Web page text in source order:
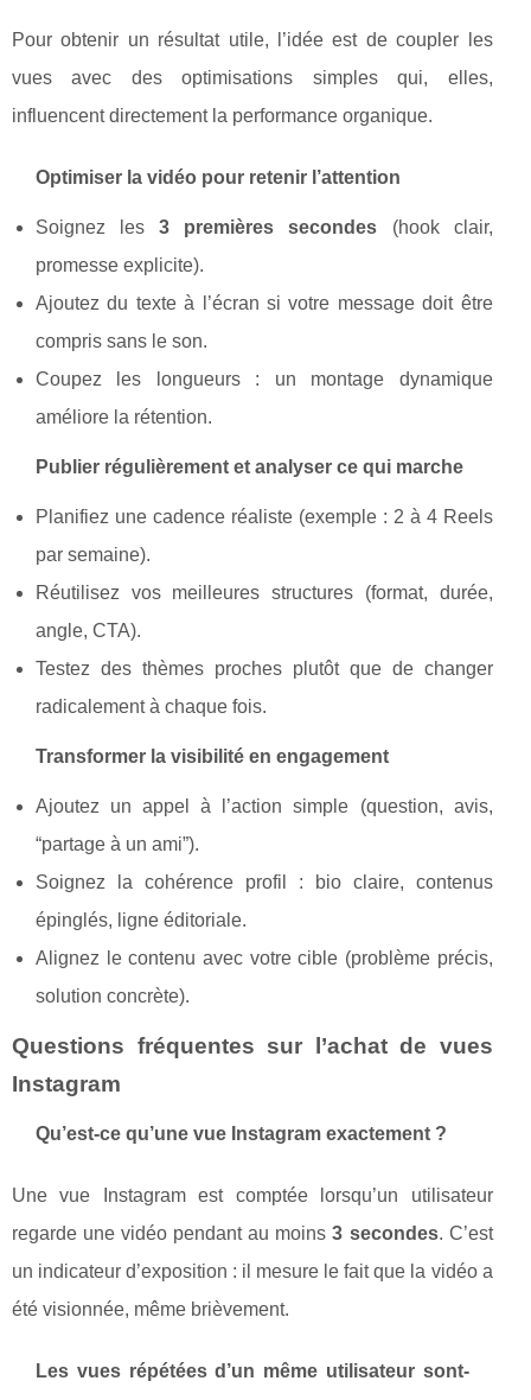
Pour obtenir un résultat utile, l’idée est de coupler les
vues avec des optimisations simples qui, elles,
influencent directement la performance organique.
Optimiser la vidéo pour retenir l’attention
Soignez les3 premières secondes (hook clair,
promesse explicite).
Ajoutez du texte à l’écran si votre message doit être
compris sans le son.
Coupez les longueurs : un montage dynamique
améliore la rétention.
Publier régulièrement et analyser ce qui marche
Planifiez une cadence réaliste (exemple : 2 à 4 Reels
par semaine).
Réutilisez vos meilleures structures (format, durée,
angle, CTA).
Testez des thèmes proches plutôt que de changer
radicalement à chaque fois.
Transformer la visibilité en engagement
Ajoutez un appel à l’action simple (question, avis,
“partage à un ami”).
Soignez la cohérence profil : bio claire, contenus
épinglés, ligne éditoriale.
Alignez le contenu avec votre cible (problème précis,
solution concrète).
Questions fréquentes sur l’achat de vues
Instagram
Qu’est-ce qu’une vue Instagram exactement ?
Une vue Instagram est comptée lorsqu’un utilisateur
regarde une vidéo pendant au moins3 secondes. C’est
un indicateur d’exposition : il mesure le fait que la vidéo a
été visionnée, même brièvement.
Les vues répétées d’un même utilisateur sont-